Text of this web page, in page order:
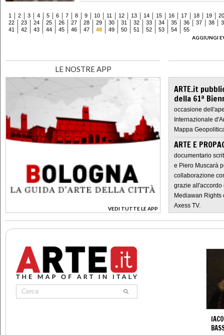
1 2 3 4 5 6 7 8 9 10 11 12 13 14 15 16 17 18 19
20
22
23 24 25 26 27 28 29 30 31 32 33 34 35 36 37 38
41
42 43 44 45 46 47 48 49 50 51 52 53 54
55
AGGIUNGI
LE NOSTRE APP
VEDI TUTTE LE APP
>
ARTE.it
della 61ª
occasione
Internazionale
Mappa
ARTE E
documentario
e Piero Muscarà
collaborazione
grazie all'accordo
Mediawan Rights
Axess TV.